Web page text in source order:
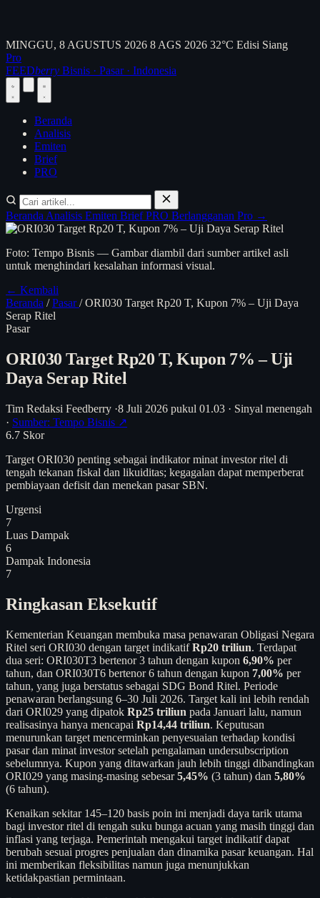
MINGGU, 8 AGUSTUS 2026 8 AGS 2026 32°C Edisi Siang
Pro
FEEDberry Bisnis · Pasar · Indonesia
Beranda
Analisis
Emiten
Brief
PRO
Beranda Analisis Emiten BriefPRO Berlangganan Pro →
Foto: Tempo Bisnis — Gambar diambil dari sumber artikel asli
untuk menghindari kesalahan informasi visual.
← Kembali
Beranda / Pasar/ ORI030 Target Rp20 T, Kupon 7% – Uji Daya
Serap Ritel
Pasar
ORI030 Target Rp20 T, Kupon 7% – Uji
Daya Serap Ritel
Tim Redaksi Feedberry ·8 Juli 2026 pukul 01.03 · Sinyal menengah
· Sumber: Tempo Bisnis ↗
6.7 Skor
Target ORI030 penting sebagai indikator minat investor ritel di
tengah tekanan fiskal dan likuiditas; kegagalan dapat memperberat
pembiayaan defisit dan menekan pasar SBN.
Urgensi
7
Luas Dampak
6
Dampak Indonesia
7
Ringkasan Eksekutif
Kementerian Keuangan membuka masa penawaran Obligasi Negara
Ritel seri ORI030 dengan target indikatifRp20 triliun. Terdapat
dua seri: ORI030T3 bertenor 3 tahun dengan kupon 6,90% per
tahun, dan ORI030T6 bertenor 6 tahun dengan kupon 7,00% per
tahun, yang juga berstatus sebagai SDG Bond Ritel. Periode
penawaran berlangsung 6–30 Juli 2026. Target kali ini lebih rendah
dari ORI029 yang dipatok Rp25 triliun pada Januari lalu, namun
realisasinya hanya mencapai Rp14,44 triliun. Keputusan
menurunkan target mencerminkan penyesuaian terhadap kondisi
pasar dan minat investor setelah pengalaman undersubscription
sebelumnya. Kupon yang ditawarkan jauh lebih tinggi dibandingkan
ORI029 yang masing-masing sebesar5,45% (3 tahun) dan 5,80%
(6 tahun).
Kenaikan sekitar 145–120 basis poin ini menjadi daya tarik utama
bagi investor ritel di tengah suku bunga acuan yang masih tinggi dan
inflasi yang terjaga. Pemerintah mengakui target indikatif dapat
berubah sesuai progres penjualan dan dinamika pasar keuangan. Hal
ini memberikan fleksibilitas namun juga menunjukkan
ketidakpastian permintaan.